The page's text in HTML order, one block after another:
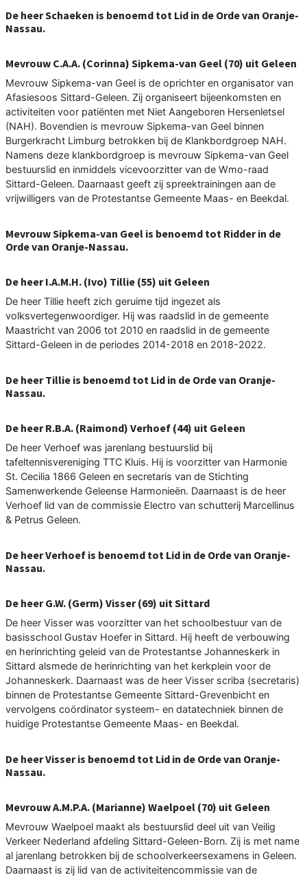
De heer Schaeken is benoemd tot Lid in de Orde van Oranje-
Nassau.
Mevrouw C.A.A. (Corinna) Sipkema-van Geel (70) uit Geleen
Mevrouw Sipkema-van Geel is de oprichter en organisator van
Afasiesoos Sittard-Geleen. Zij organiseert bijeenkomsten en
activiteiten voor patiënten met Niet Aangeboren Hersenletsel
(NAH). Bovendien is mevrouw Sipkema-van Geel binnen
Burgerkracht Limburg betrokken bij de Klankbordgroep NAH.
Namens deze klankbordgroep is mevrouw Sipkema-van Geel
bestuurslid en inmiddels vicevoorzitter van de Wmo-raad
Sittard-Geleen. Daarnaast geeft zij spreektrainingen aan de
vrijwilligers van de Protestantse Gemeente Maas- en Beekdal.
Mevrouw Sipkema-van Geel is benoemd tot Ridder in de
Orde van Oranje-Nassau.
De heer I.A.M.H. (Ivo) Tillie (55) uit Geleen
De heer Tillie heeft zich geruime tijd ingezet als
volksvertegenwoordiger. Hij was raadslid in de gemeente
Maastricht van 2006 tot 2010 en raadslid in de gemeente
Sittard-Geleen in de periodes 2014-2018 en 2018-2022.
De heer Tillie is benoemd tot Lid in de Orde van Oranje-
Nassau.
De heer R.B.A. (Raimond) Verhoef (44) uit Geleen
De heer Verhoef was jarenlang bestuurslid bij
tafeltennisvereniging TTC Kluis. Hij is voorzitter van Harmonie
St. Cecilia 1866 Geleen en secretaris van de Stichting
Samenwerkende Geleense Harmonieën. Daarnaast is de heer
Verhoef lid van de commissie Electro van schutterij Marcellinus
& Petrus Geleen.
De heer Verhoef is benoemd tot Lid in de Orde van Oranje-
Nassau.
De heer G.W. (Germ) Visser (69) uit Sittard
De heer Visser was voorzitter van het schoolbestuur van de
basisschool Gustav Hoefer in Sittard. Hij heeft de verbouwing
en herinrichting geleid van de Protestantse Johanneskerk in
Sittard alsmede de herinrichting van het kerkplein voor de
Johanneskerk. Daarnaast was de heer Visser scriba (secretaris)
binnen de Protestantse Gemeente Sittard-Grevenbicht en
vervolgens coördinator systeem- en datatechniek binnen de
huidige Protestantse Gemeente Maas- en Beekdal.
De heer Visser is benoemd tot Lid in de Orde van Oranje-
Nassau.
Mevrouw A.M.P.A. (Marianne) Waelpoel (70) uit Geleen
Mevrouw Waelpoel maakt als bestuurslid deel uit van Veilig
Verkeer Nederland afdeling Sittard-Geleen-Born. Zij is met name
al jarenlang betrokken bij de schoolverkeersexamens in Geleen.
Daarnaast is zij lid van de activiteitencommissie van de